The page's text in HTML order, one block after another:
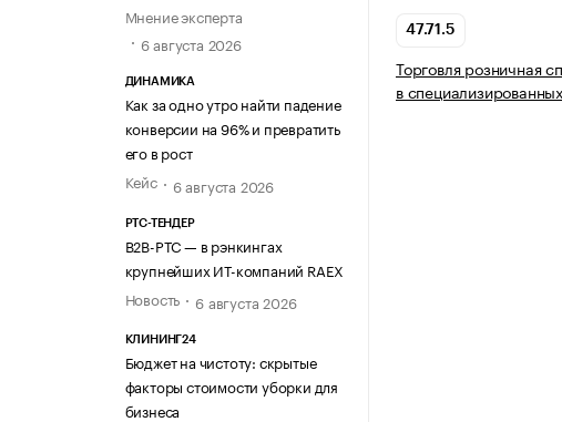
Мнение эксперта
6 августа 2026
ДИНАМИКА
Как за одно утро найти падение
конверсии на 96% и превратить
его в рост
Кейс
6 августа 2026
РТС-ТЕНДЕР
В2В-РТС — в рэнкингах
крупнейших ИТ-компаний RAEX
Новость
6 августа 2026
КЛИНИНГ24
Бюджет на чистоту: скрытые
факторы стоимости уборки для
бизнеса
47.71.5
Торговля розничная
в